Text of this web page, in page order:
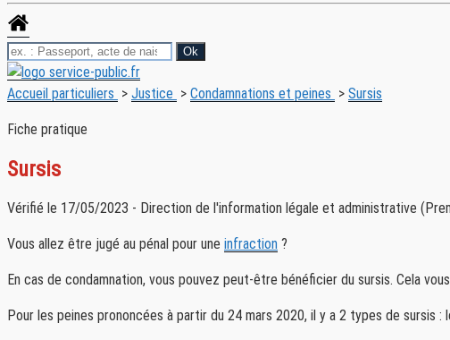
Accueil particuliers > Justice > Condamnations et peines > Sursis
Fiche pratique
Sursis
Vérifié le 17/05/2023 - Direction de l'information légale et administrative
Vous allez être jugé au pénal pour une infraction ?
En cas de condamnation, vous pouvez peut-être bénéficier du sursis. Cela
Pour les peines prononcées à partir du 24 mars 2020, il y a 2 types de sursis